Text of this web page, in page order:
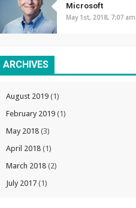
Microsoft
May 1st, 2018, 7:07 am
ARCHIVES
August 2019 (1)
February 2019 (1)
May 2018 (3)
April 2018 (1)
March 2018 (2)
July 2017 (1)